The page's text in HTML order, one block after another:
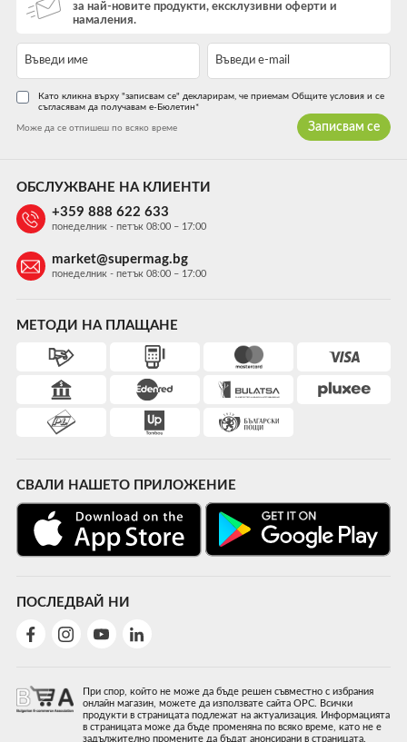
за най-новите продукти, ексклузивни оферти и
намаления.
Като кликна върху "записвам се" декларирам, че приемам Общите условия и се
съгласявам да получавам е-Бюлетин*
Може да се отпишеш по всяко време Записвам се
МЕТОДИ НА ПЛАЩАНЕ
СВАЛИ НАШЕТО ПРИЛОЖЕНИЕ
ПОСЛЕДВАЙ НИ
ОБСЛУЖВАНЕ НА КЛИЕНТИ
+359 888 622 633
понеделник - петък 08:00 – 17:00
market@supermag.bg
понеделник - петък 08:00 – 17:00
При спор, който не може да бъде решен съвместно с избрания
онлайн магазин, можете да използвате сайта ОРС. Всички
продукти в страницата подлежат на актуализация. Информацията
в страницата може да бъде променяна по всяко време, като не е
задължително промените да бъдат анонсирани в страницата.